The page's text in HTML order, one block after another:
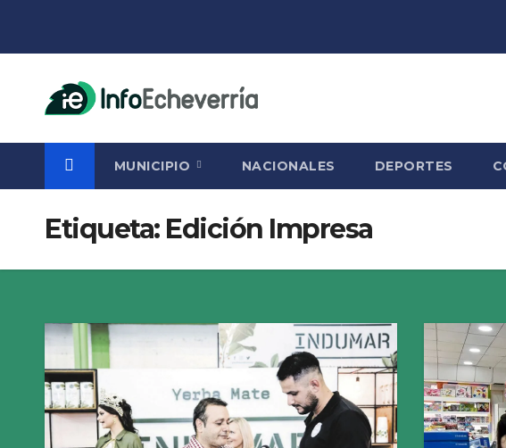
MUNICIPIO NACIONALES DEPORTES
Etiqueta: Edición Impresa